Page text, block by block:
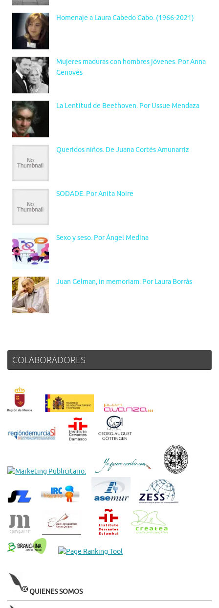
Homenaje a Laura Cabedo Cabo. (1966-2021)
Mujeres maduras con hombres jóvenes. Por Anna
Genovés
La Lentitud de Beethoven. Por Ussue Mendaza
Queridos niños. De Juana Cortés Amunarriz
SODADE. Por Anita Noire
Sexo y seso. Por Ángel Medina
Juan Gelman, in memoriam. Por Laura Borràs
COLABORADORES
QUIENES SOMOS